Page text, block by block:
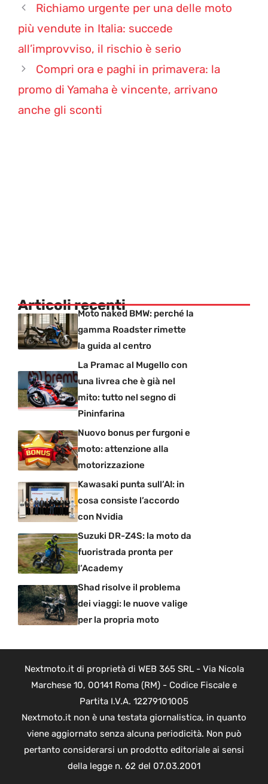
Richiamo urgente per una delle moto
più vendute in Italia: succede
all’improvviso, il rischio è serio
Compri ora e paghi in primavera: la
promo di Yamaha è vincente, arrivano
anche gli sconti
Articoli recentiMoto naked BMW: perché la
gamma Roadster rimette
la guida al centro
La Pramac al Mugello con
una livrea che è già nel
mito: tutto nel segno di
Pininfarina
Nuovo bonus per furgoni e
moto: attenzione alla
motorizzazione
Kawasaki punta sull’AI: in
cosa consiste l’accordo
con Nvidia
Suzuki DR-Z4S: la moto da
fuoristrada pronta per
l’Academy
Shad risolve il problema
dei viaggi: le nuove valige
per la propria moto
Nextmoto.it di proprietà di WEB 365 SRL - Via Nicola
Marchese 10, 00141 Roma (RM) - Codice Fiscale e
Partita I.V.A. 12279101005
Nextmoto.it non è una testata giornalistica, in quanto
viene aggiornato senza alcuna periodicità. Non può
pertanto considerarsi un prodotto editoriale ai sensi
della legge n. 62 del 07.03.2001